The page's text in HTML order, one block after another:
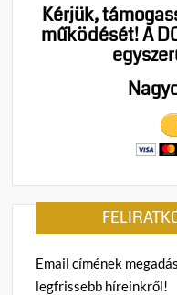
Kérjük,
működését!A
Email címének
legfrissebb híreinkről!